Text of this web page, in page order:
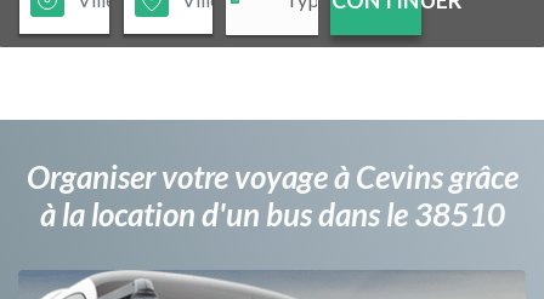
Organiser votre voyage à Cevins grâce
à la location d'un bus dans le 38510